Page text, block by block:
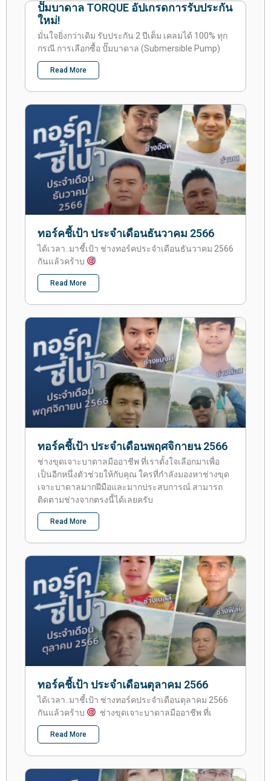
ปั๊มบาดาล TORQUE อัปเกรดการรับประกัน
ใหม่!
มั่นใจยิ่งกว่าเดิม รับประกัน 2 ปีเต็ม เคลมได้ 100% ทุก
กรณี การเลือกซื้อ ปั๊มบาดาล (Submersible Pump)
Read More
ทอร์คชี้เป้า ประจำเดือนธันวาคม 2566
ได้เวลา..มาชี้เป้า ช่างทอร์คประจำเดือนธันวาคม 2566
กันแล้วคร้าบ
Read More
ทอร์คชี้เป้า ประจำเดือนพฤศจิกายน 2566
ช่างขุดเจาะบาดาลมืออาชีพ ที่เราตั้งใจเลือกมาเพื่อ
เป็นอีกหนึ่งตัวช่วยให้กับคุณ ใครที่กำลังมองหาช่างขุด
เจาะบาดาลมากฝีมือและมากประสบการณ์ สามารถ
ติดตามช่างจากตรงนี้ได้เลยครับ
Read More
ทอร์คชี้เป้า ประจำเดือนตุลาคม 2566
ได้เวลา..มาชี้เป้า ช่างทอร์คประจำเดือนตุลาคม 2566
กันแล้วคร้าบ
ช่างขุดเจาะบาดาลมืออาชีพ ที่เ
Read More